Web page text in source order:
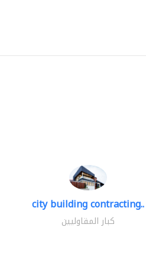
city building contracting..
كبار المقاوليين